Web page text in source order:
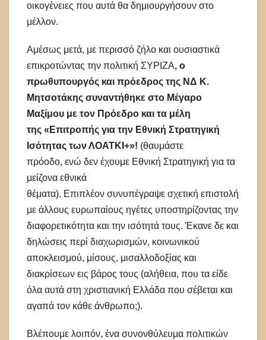
οικογένειες που αυτά θα δημιουργήσουν στο
μέλλον.
Αμέσως μετά, με περισσό ζήλο και ουσιαστικά
επικροτώντας την πολιτική ΣΥΡΙΖΑ, ο
πρωθυπουργός και πρόεδρος της ΝΔ Κ.
Μητσοτάκης συναντήθηκε στο Μέγαρο
Μαξίμου με τον Πρόεδρο και τα μέλη
της «Επιτροπής για την Εθνική Στρατηγική
Ισότητας των ΛΟΑΤΚΙ+»! (θαυμάστε
πρόοδο, ενώ δεν έχουμε Εθνική Στρατηγική για τα
μείζονα εθνικά
θέματα). Επιπλέον συνυπέγραψε σχετική επιστολή
με άλλους ευρωπαίους ηγέτες υποστηρίζοντας την
διαφορετικότητα και την ισότητά τους. Έκανε δε και
δηλώσεις περί διαχωρισμών, κοινωνικού
αποκλεισμού, μίσους, μισαλλοδοξίας και
διακρίσεων εις βάρος τους (αλήθεια, που τα είδε
όλα αυτά στη χριστιανική Ελλάδα που σέβεται και
αγαπά τον κάθε άνθρωπο;).
Βλέπουμε λοιπόν, ένα συνονθύλευμα πολιτικών